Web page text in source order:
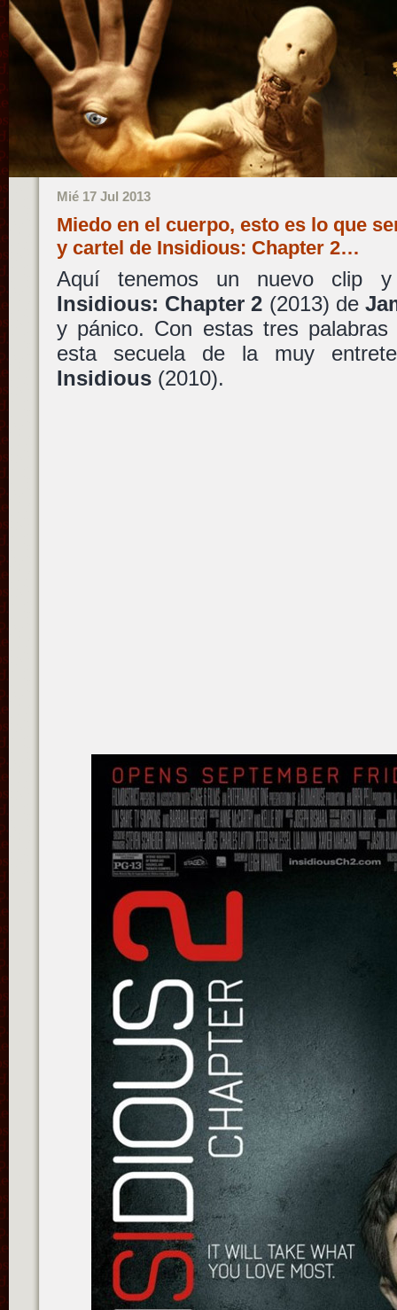
Mié 17 Jul 2013
Miedo en el cuerpo, esto es lo que
y cartel de Insidious: Chapter 2…
Aquí tenemos un nuevo clip
Insidious: Chapter 2 (2013) de
y pánico. Con estas tres palabras
esta secuela de la muy
Insidious(2010).